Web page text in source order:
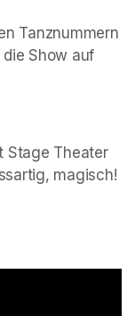
Tanznummern
Show auf
Stage Theater
magisch!